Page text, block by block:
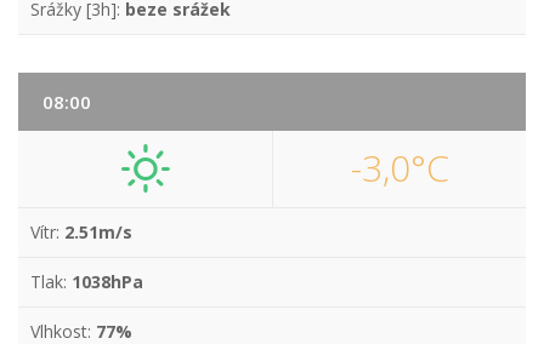
Srážky [3h]: beze srážek
08:00
-3,0°C
Vítr: 2.51m/s
Tlak: 1038hPa
Vlhkost: 77%